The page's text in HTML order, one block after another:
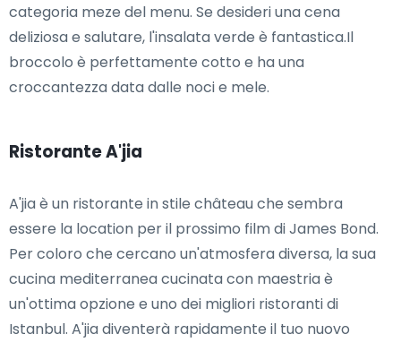
categoria meze del menu. Se desideri una cena
deliziosa e salutare, l'insalata verde è fantastica.Il
broccolo è perfettamente cotto e ha una
croccantezza data dalle noci e mele.
Ristorante A'jia
A'jia è un ristorante in stile château che sembra
essere la location per il prossimo film di James Bond.
Per coloro che cercano un'atmosfera diversa, la sua
cucina mediterranea cucinata con maestria è
un'ottima opzione e uno dei migliori ristoranti di
Istanbul. A'jia diventerà rapidamente il tuo nuovo